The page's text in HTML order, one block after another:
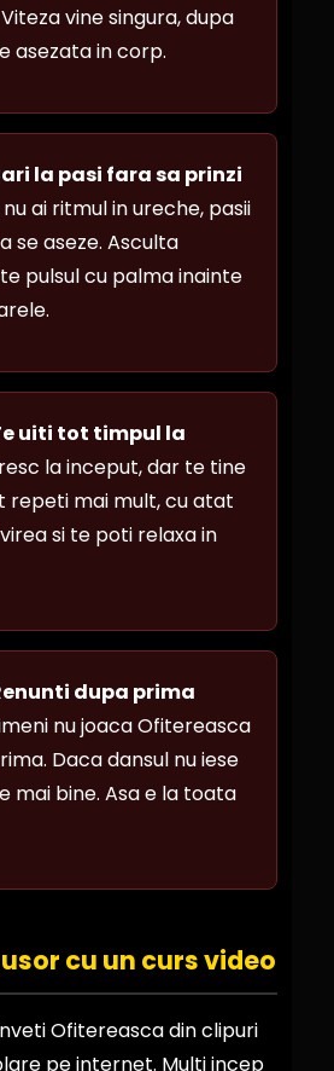
vine singura, dupa
asezata in corp.
la pasi fara sa prinzi
ai ritmul in ureche, pasii
se aseze. Asculta
pulsul cu palma inainte
uiti tot timpul la
la inceput, dar te tine
repeti mai mult, cu atat
si te poti relaxa in
dupa prima
nu joaca Ofitereasca
Daca dansul nu iese
mai bine. Asa e la toata
cu un curs video
Ofitereasca din clipuri
pe internet. Multi incep